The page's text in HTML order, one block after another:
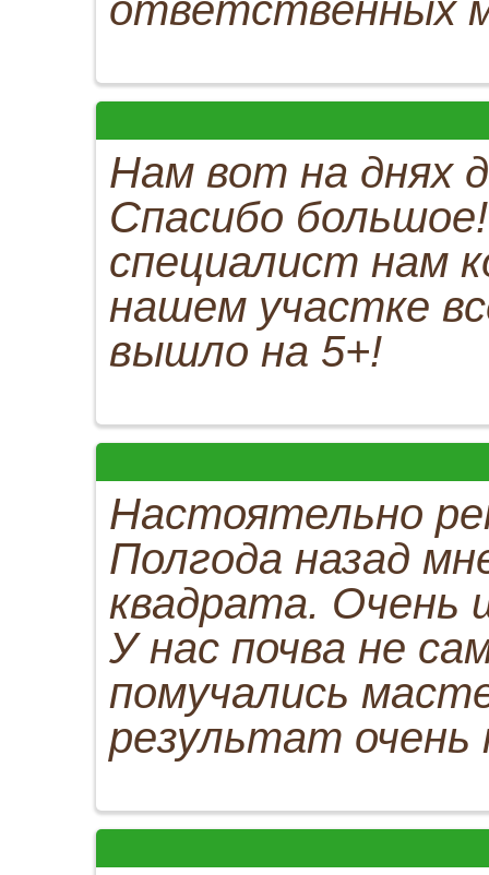
ответственных
Нам вот на днях
Спасибо
специалист нам
нашем участке
вышло на 5+!
Настоятельно
Полгода назад
квадрата. Очень
У нас почва не
помучались
результат очень